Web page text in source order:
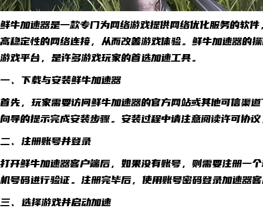
鲜牛加速器是一款专门为网络游戏提供网络优化服务的软
高稳定性的网络连接，从而改善游戏体验。鲜牛加速器的
游戏平台，是许多游戏玩家的首选加速工具。
一、下载与安装鲜牛加速器
首先，玩家需要访问鲜牛加速器的官方网站或其他可信渠
向导的提示完成安装步骤。安装过程中请注意阅读许可协
二、注册账号并登录
打开鲜牛加速器客户端后，如果没有账号，则需要注册一
机号码进行验证。注册完毕后，使用账号密码登录加速器
三、选择游戏并启动加速